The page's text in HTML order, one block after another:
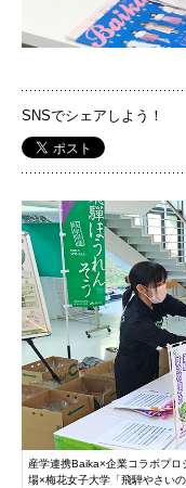
交通アクセス
代表
入試広
SNSでシェアしよう！
産学連携Baika×企業コラボプ
場×梅花女子大学「飛騨やさいの